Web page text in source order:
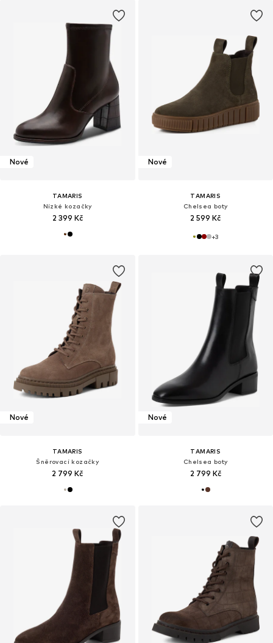
Nové
TAMARIS
Nízké kozačky
2 399 Kč
Nové
TAMARIS
Chelsea boty
2 599 Kč
+3
Nové
TAMARIS
Šněrovací kozačky
2 799 Kč
Nové
TAMARIS
Chelsea boty
2 799 Kč